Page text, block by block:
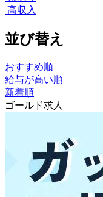
高収入
並び替え
おすすめ順
給与が高い順
新着順
ゴールド求人